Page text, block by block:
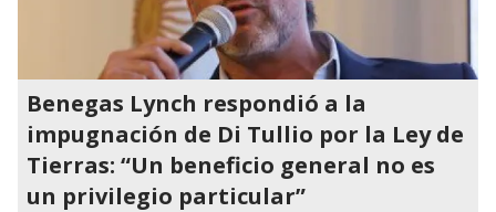
Benegas Lynch respondió a la
impugnación de Di Tullio por la Ley de
Tierras: “Un beneficio general no es
un privilegio particular”